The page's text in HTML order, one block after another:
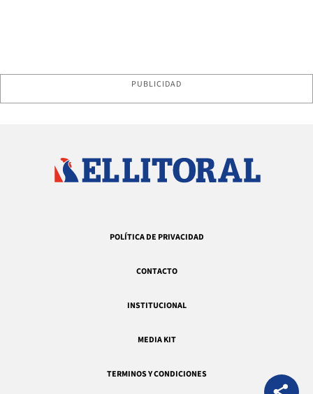
PUBLICIDAD
POLÍTICA DE PRIVACIDAD
CONTACTO
INSTITUCIONAL
MEDIA KIT
TERMINOS Y CONDICIONES